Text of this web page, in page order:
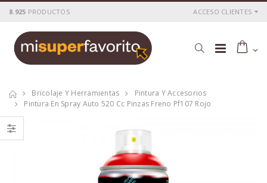
8.925 PRODUCTOS ACCESO CLIENTES
Bricolaje Y Herramientas
Pintura Y Accesorios
Pintura En Spray Auto 520 Cc Pinzas Freno Pf107 Rojo